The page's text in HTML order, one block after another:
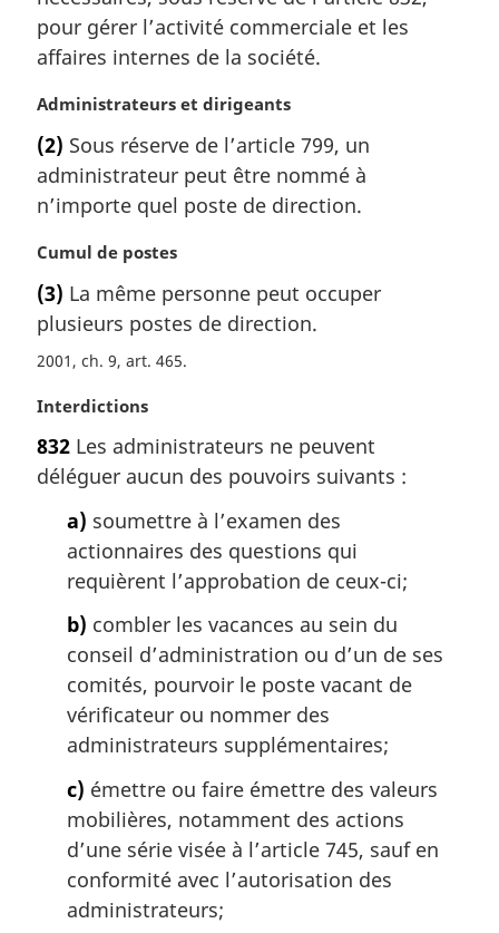
a
l
e
:
pour gérer l’activité commerciale et les
affaires internes de la société.
N
t
e
m
r
i
n
l
e
Administrateurs et dirigeants
(2) Sous réserve de l’article 799, un
administrateur peut être nommé à
n’importe quel poste de direction.
N
t
e
m
r
i
n
Cumul de postes
(3) La même personne peut occuper
plusieurs postes de direction.
2001, ch. 9, art. 465
N
t
e
Interdictions
832 Les administrateurs ne peuvent
déléguer aucun des pouvoirs suivants :
a) soumettre à l’examen des
actionnaires des questions qui
requièrent l’approbation de ceux-ci;
b) combler les vacances au sein du
conseil d’administration ou d’un de ses
comités, pourvoir le poste vacant de
vérificateur ou nommer des
administrateurs supplémentaires;
c) émettre ou faire émettre des valeurs
mobilières, notamment des actions
d’une série visée à l’article 745, sauf en
conformité avec l’autorisation des
administrateurs;